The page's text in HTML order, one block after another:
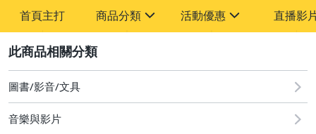
首頁主打 商品分類
其它
活動優惠
[全店] 粉絲專享
[全店] 週年慶
直播影
圖書/影音/文具
音樂與影片